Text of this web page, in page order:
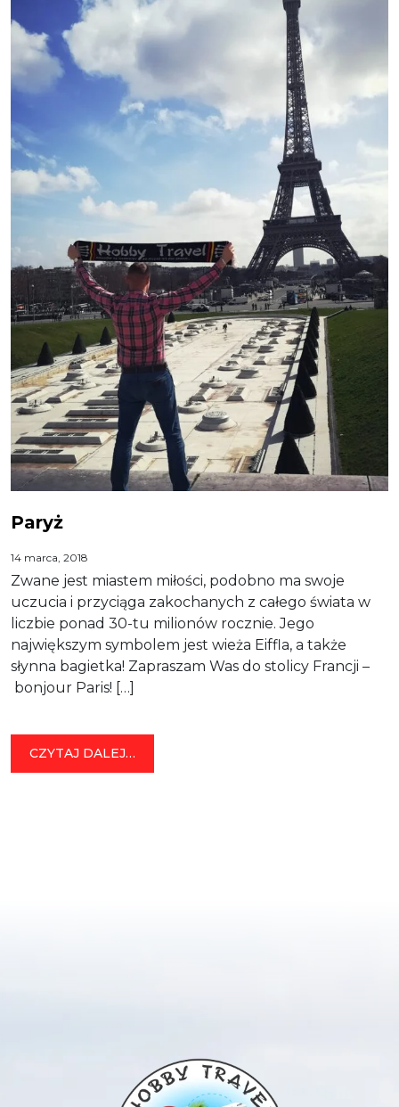
Paryż
14 marca, 2018
Zwane jest miastem miłości, podobno ma swoje
uczucia i przyciąga zakochanych z całego świata w
liczbie ponad 30-tu milionów rocznie. Jego
największym symbolem jest wieża Eiffla, a także
słynna bagietka! Zapraszam Was do stolicy Francji –
bonjour Paris! […]
CZYTAJ DALEJ…